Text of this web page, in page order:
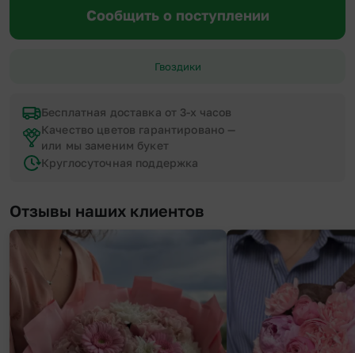
Сообщить о поступлении
Гвоздики
Бесплатная доставка от 3-х часов
Качество цветов гарантировано —
или мы заменим букет
Круглосуточная поддержка
Отзывы наших клиентов